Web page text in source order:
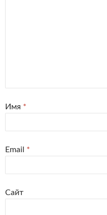
Имя *
Email *
Сайт